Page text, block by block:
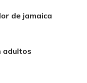
de jamaica
adultos